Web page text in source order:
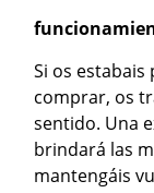
Si os
comprar, os
sentido. Una
brindará las
mantengáis